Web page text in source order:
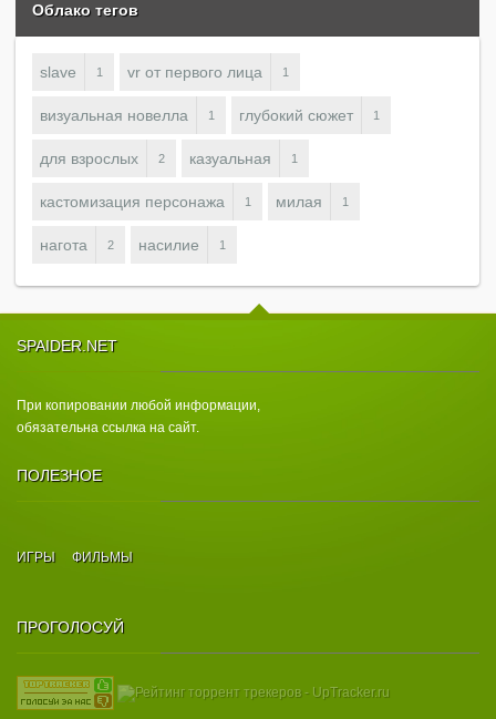
Облако тегов
slave 1 vr от первого лица 1
визуальная новелла 1 глубокий сюжет 1
для взрослых 2 казуальная 1
кастомизация персонажа 1 милая 1
нагота 2 насилие 1
SPAIDER.NET
При копировании любой информации,
обязательна ссылка на сайт.
ПОЛЕЗНОЕ
ИГРЫ ФИЛЬМЫ
ПРОГОЛОСУЙ